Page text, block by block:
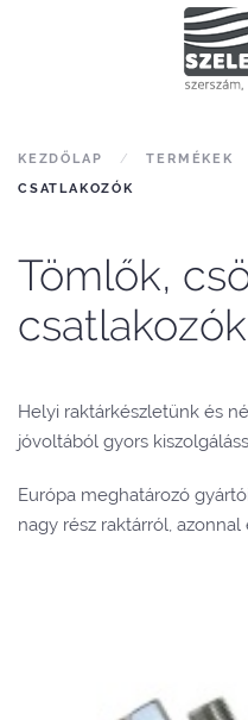
KEZDŐLAP TERMÉKEK
CSATLAKOZÓK
Tömlők,
csatlakozók
Helyi raktárkészletünk és
jóvoltából gyors
Európa meghatározó
nagy rész raktárról,